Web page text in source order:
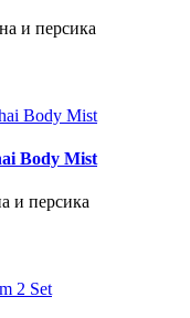
и персика
Body Mist
и персика